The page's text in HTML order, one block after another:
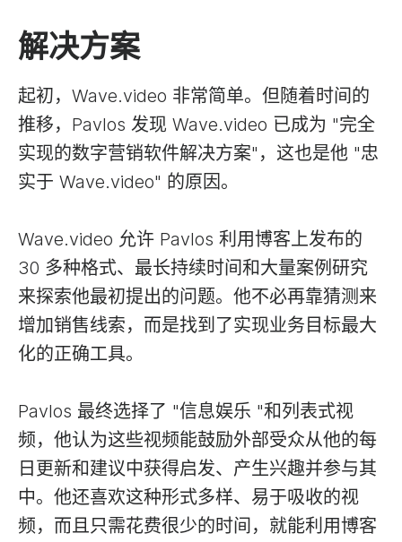
解决方案
起初，Wave.video 非常简单。但随着时间的
推移，Pavlos 发现 Wave.video 已成为 "完全
实现的数字营销软件解决方案"，这也是他 "忠
实于 Wave.video" 的原因。
Wave.video 允许 Pavlos 利用博客上发布的
30 多种格式、最长持续时间和大量案例研究
来探索他最初提出的问题。他不必再靠猜测来
增加销售线索，而是找到了实现业务目标最大
化的正确工具。
Pavlos 最终选择了 "信息娱乐 "和列表式视
频，他认为这些视频能鼓励外部受众从他的每
日更新和建议中获得启发、产生兴趣并参与其
中。他还喜欢这种形式多样、易于吸收的视
频，而且只需花费很少的时间，就能利用博客